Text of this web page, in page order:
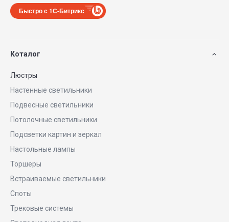
Быстро с 1С-Битрикс
Коталог
Люстры
Настенные светильники
Подвесные светильники
Потолочные светильники
Подсветки картин и зеркал
Настольные лампы
Торшеры
Встраиваемые светильники
Споты
Трековые системы